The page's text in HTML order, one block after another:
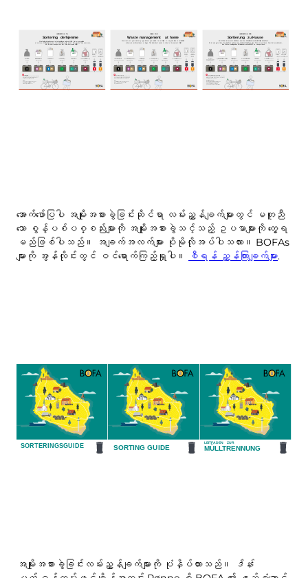
အောက်ဖော်ပြပါ အမျိုးအစားခွဲခြင်းဆိုင်ရာ လမ်းညွှန်ချက်များတွင် မတူညီ
သော စွန့်ပစ်ပစ္စည်းများကို အမျိုးအစားခွဲသင့်သည့် ဥပမာများကို တွေ့ရ
မည်ဖြစ်ပါသည်။ အချက်အလက်များ ပိုမိုလိုအပ်ပါသလား။ BOFAs
များကို အွန်လိုင်းတွင် ဝင်ရောက်ကြည့်ရှုပါ။
စီရန် ညွှန်ကြားချက်များ.
အမျိုးအစားခွဲခြင်းလမ်းညွှန်ချက်များကို ပုံနှိပ်ထားသည်။
ဒိန်း